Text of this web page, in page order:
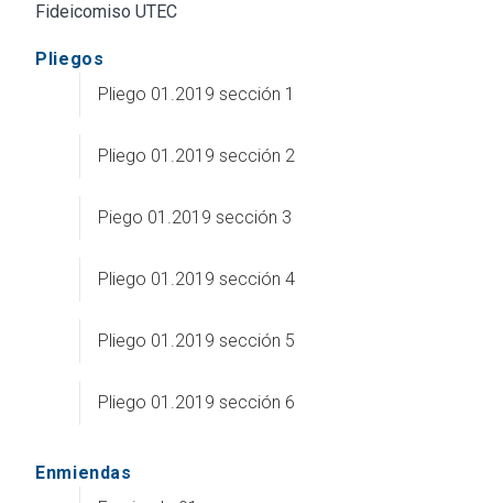
Fideicomiso UTEC
Pliegos
Pliego 01.2019 sección 1
Pliego 01.2019 sección 2
Piego 01.2019 sección 3
Pliego 01.2019 sección 4
Pliego 01.2019 sección 5
Pliego 01.2019 sección 6
Enmiendas